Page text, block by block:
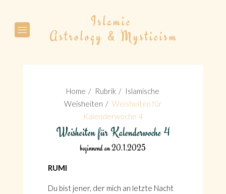
Home Rubrik
Islamische
Weisheiten
Weisheiten für
Kalenderwoche 4
Weisheiten für Kalenderwoche 4
beginnend am 20.1.2025
RUMI
Du bist jener, der mich an letzte Nacht